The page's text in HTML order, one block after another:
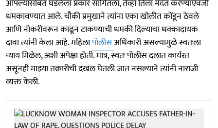
आपल्यासोबत घडलेला प्रकार सांगितला, तेव्हा तिला मदत करण्याऐवजी
धमकावण्यात आले. चौकी प्रमुखाने त्यांना एका खोलीत कोंडून ठेवले
आणि नोकरीवरून काढून टाकण्याची धमकी दिल्याचा धक्कादायक
दावा त्यांनी केला आहे. महिलापोलीसअधिकारी असल्यामुळे स्वतःला
न्याय मिळेल, अशी अपेक्षा होती. मात्र, स्वतः पोलीस दलात कार्यरत
असूनही माझ्या तक्रारीची दखल घेतली जात नसल्याने त्यांनी नाराजी
व्यक्त केली.